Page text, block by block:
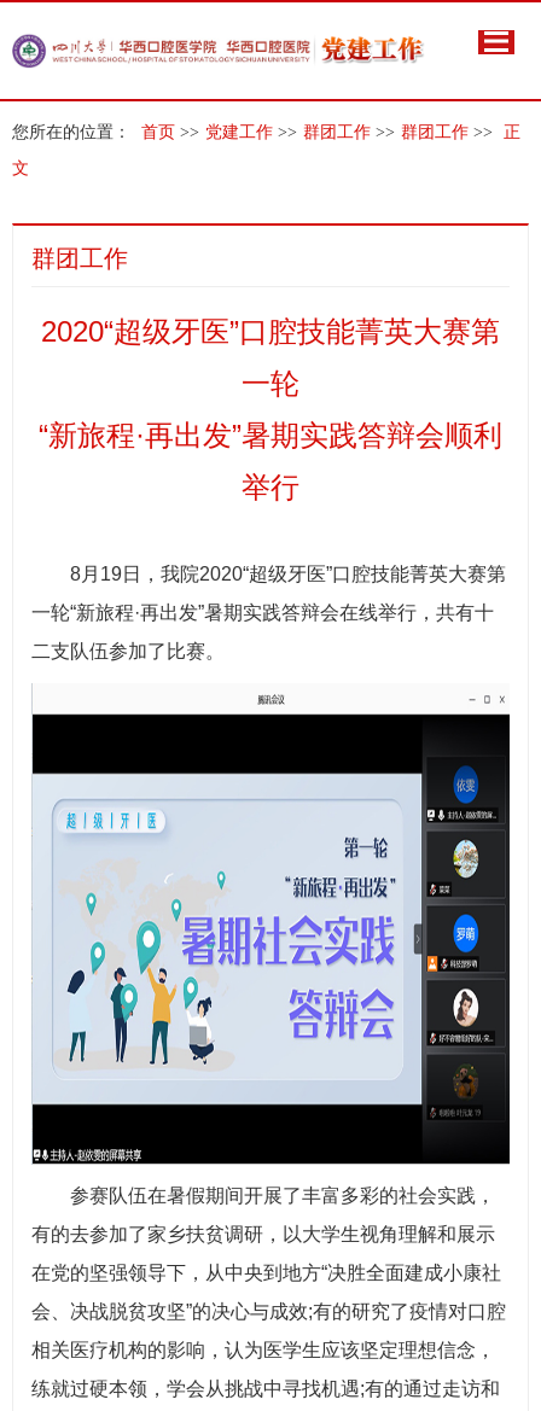
您所在的位置： 首页 >> 党建工作 >> 群团工作 >> 群团工作 >>
正
文
群团工作
2020“超级牙医”口腔技能菁英大赛第
一轮
“新旅程·再出发”暑期实践答辩会顺利
举行
8月19日，我院2020“超级牙医”口腔技能菁英大赛第
一轮“新旅程·再出发”暑期实践答辩会在线举行，共有十
二支队伍参加了比赛。
参赛队伍在暑假期间开展了丰富多彩的社会实践，
有的去参加了家乡扶贫调研，以大学生视角理解和展示
在党的坚强领导下，从中央到地方“决胜全面建成小康社
会、决战脱贫攻坚”的决心与成效;有的研究了疫情对口腔
相关医疗机构的影响，认为医学生应该坚定理想信念，
练就过硬本领，学会从挑战中寻找机遇;有的通过走访和